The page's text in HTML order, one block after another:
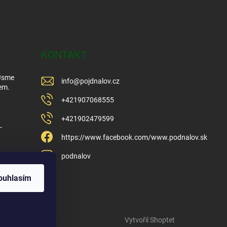
KONTAKT
info@pojdnalov.cz
+421907068555
+421902479599
https://www.facebook.com/www.podnalov.sk
podnalov
Vytvořil Shoptet